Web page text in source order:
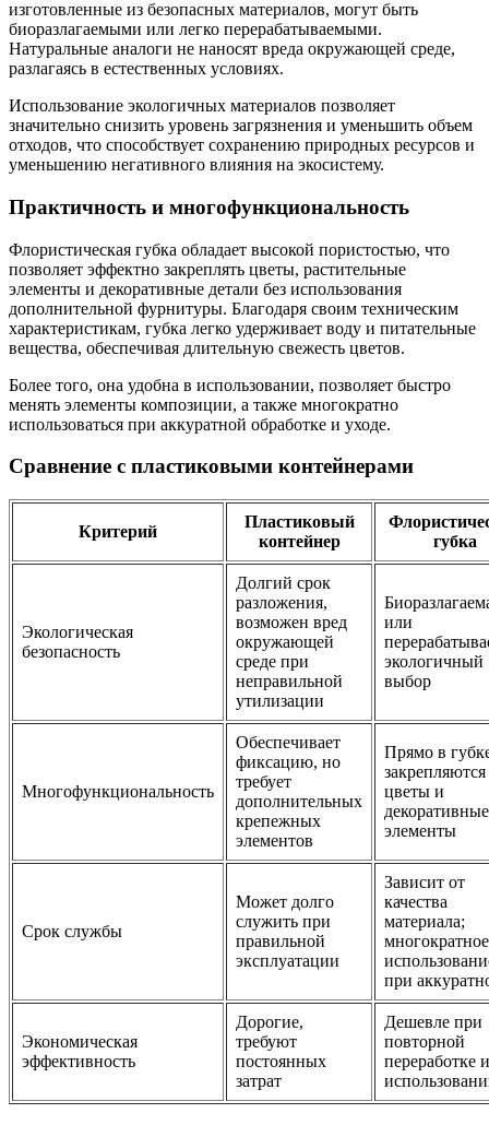
изготовленные из безопасных материалов, могут быть
биоразлагаемыми или легко перерабатываемыми.
Натуральные аналоги не наносят вреда окружающей среде,
разлагаясь в естественных условиях.
Использование экологичных материалов позволяет
значительно снизить уровень загрязнения и уменьшить объем
отходов, что способствует сохранению природных ресурсов и
уменьшению негативного влияния на экосистему.
Практичность и многофункциональность
Флористическая губка обладает высокой пористостью, что
позволяет эффектно закреплять цветы, растительные
элементы и декоративные детали без использования
дополнительной фурнитуры. Благодаря своим техническим
характеристикам, губка легко удерживает воду и питательные
вещества, обеспечивая длительную свежесть цветов.
Более того, она удобна в использовании, позволяет быстро
менять элементы композиции, а также многократно
использоваться при аккуратной обработке и уходе.
Сравнение с пластиковыми контейнерами
Критерий
Пластиковый
контейнер
губка
Экологическая
безопасность
Долгий срок
разложения,
возможен вред
окружающей
среде при
неправильной
утилизации
или
экологичный
выбор
Многофункциональность
Обеспечивает
фиксацию, но
требует
дополнительных
крепежных
элементов
Прямо в
закрепляются
цветы и
декоративные
элементы
Срок службы
Может долго
служить при
правильной
эксплуатации
Зависит от
качества
материала;
многократное
при
Экономическая
эффективность
Дорогие,
требуют
постоянных
затрат
Дешевле при
повторной
переработке и